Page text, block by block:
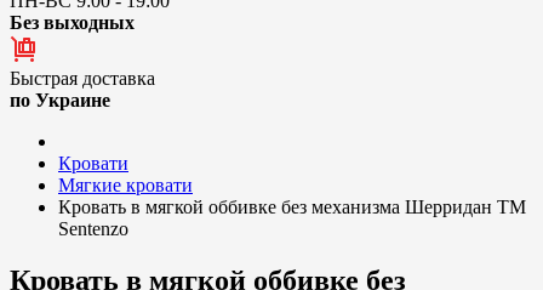
Без выходных
Быстрая доставка
по Украине
Кровати
Мягкие кровати
Кровать в мягкой оббивке без механизма Шерридан ТМ
Sentenzo
Кровать в мягкой оббивке без